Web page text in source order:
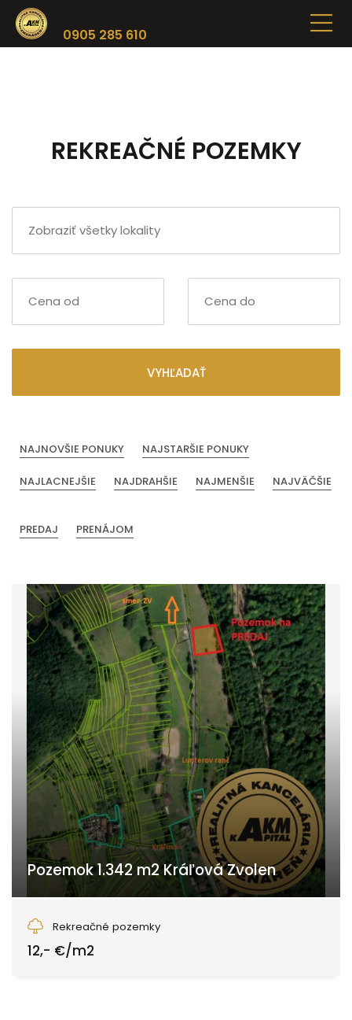
0905 285 610
REKREAČNÉ POZEMKY
VYHĽADAŤ
NAJNOVŠIE PONUKY NAJSTARŠIE PONUKY
NAJLACNEJŠIE NAJDRAHŠIE NAJMENŠIE NAJVÄČŠIE
PREDAJ PRENÁJOM
Pozemok 1.342 m2 Kráľová Zvolen
Rekreačné pozemky
12,- €/m2